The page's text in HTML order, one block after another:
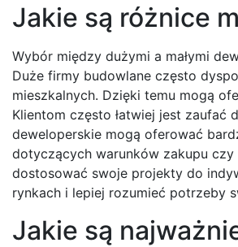
Jakie są różnice
Wybór między dużymi a małymi
Duże firmy budowlane często
mieszkalnych. Dzięki temu mogą
Klientom często łatwiej jest zaufać
deweloperskie mogą oferować
dotyczących warunków zakupu
dostosować swoje projekty do
rynkach i lepiej rozumieć potrzeby
Jakie są